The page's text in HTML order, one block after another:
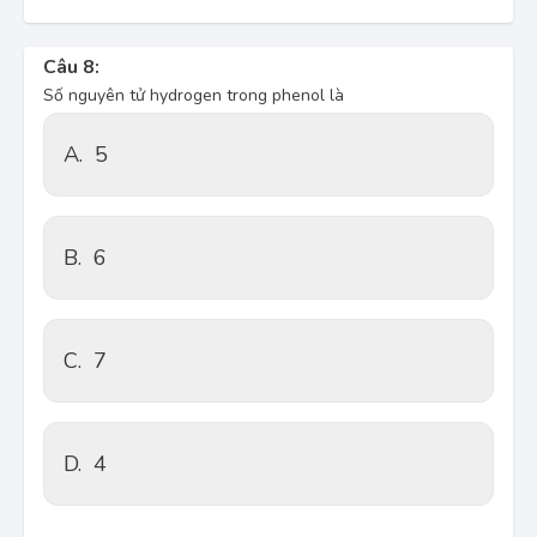
Câu 8:
Số nguyên tử hydrogen trong phenol là
A. 5
B. 6
C. 7
D. 4